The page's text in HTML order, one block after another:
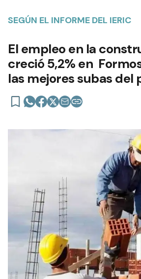
SEGÚN EL INFORME DEL IERIC
El empleo en la
creció 5,2% en
las mejores subas del